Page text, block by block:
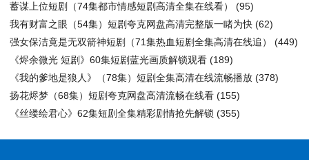
蓄谋上位短剧（74集都市情感短剧高清全集在线看）
(95)
我有财富之眼（54集）短剧夸克网盘高清完整版一睹为快 (62)
强女保洁竟是无双箭神短剧（71集热血短剧全集高清在线追）
(449)
《烬余微光 短剧》60集短剧蓝光画质解锁观看 (189)
《我的爹地是狼人》（78集）短剧全集高清在线流畅播放 (378)
扬花烬梦（68集）短剧夸克网盘高清流畅在线看 (155)
《丝缕绘君心》62集短剧全集精彩剧情抢先解锁 (355)